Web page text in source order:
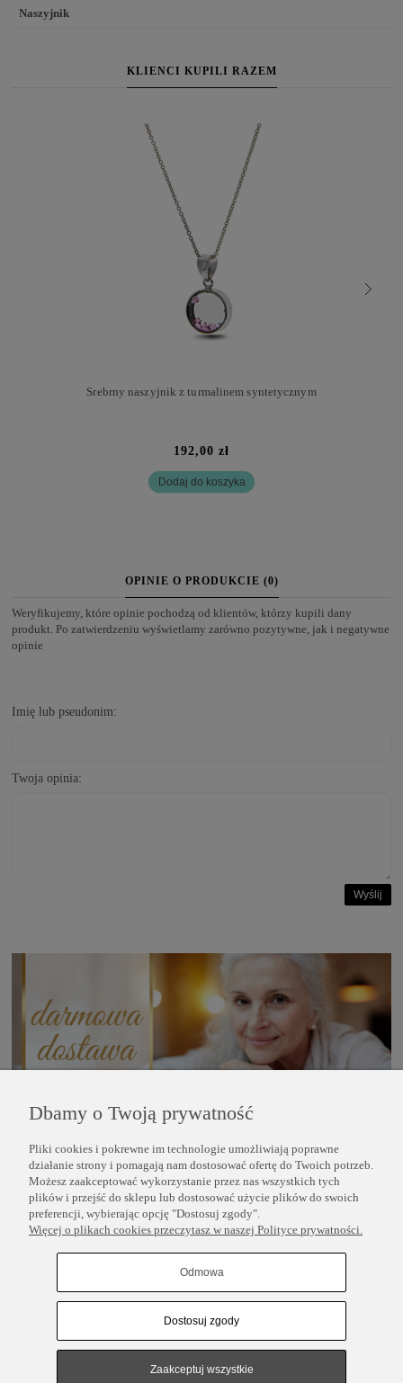
Naszyjnik
KLIENCI KUPILI RAZEM
Srebrny naszyjnik z turmalinem syntetycznym
192,00 zł
Dodaj do koszyka
OPINIE O PRODUKCIE (0)
Weryfikujemy, które opinie pochodzą od klientów, którzy kupili dany
produkt. Po zatwierdzeniu wyświetlamy zarówno pozytywne, jak i negatywne
opinie
Imię lub pseudonim:
Twoja opinia:
Wyślij
POMOC
INFORMACJE
Pokaż pełną wersję strony
Sklep internetowy Shoper.pl
Dbamy o Twoją prywatność
Pliki cookies i pokrewne im technologie umożliwiają poprawne
działanie strony i pomagają nam dostosować ofertę do Twoich potrzeb.
Możesz zaakceptować wykorzystanie przez nas wszystkich tych
plików i przejść do sklepu lub dostosować użycie plików do swoich
preferencji, wybierając opcję "Dostosuj zgody".
Więcej o plikach cookies przeczytasz w naszej Polityce prywatności.
Odmowa
Dostosuj zgody
Zaakceptuj wszystkie